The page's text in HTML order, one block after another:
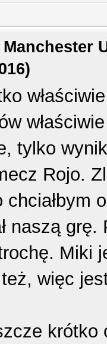
tylko
Rojo.
chciałbym
naszą
Miki
więc
krótko